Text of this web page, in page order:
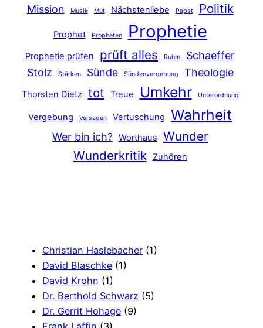
Mission Musik Mut Nächstenliebe Papst Politik
Prophet Propheten Prophetie
Prophetie prüfen prüft alles Ruhm
Schaeffer
Stolz
Stärken Sünde Sündenvergebung Theologie
Thorsten Dietz tot Treue Umkehr Unterordnung
Vergebung Versagen Vertuschung Wahrheit
Wer bin ich? Worthaus
Wunder
Wunderkritik
Zuhören
Christian Haslebacher (1)
David Blaschke (1)
David Krohn (1)
Dr. Berthold Schwarz (5)
Dr. Gerrit Hohage (9)